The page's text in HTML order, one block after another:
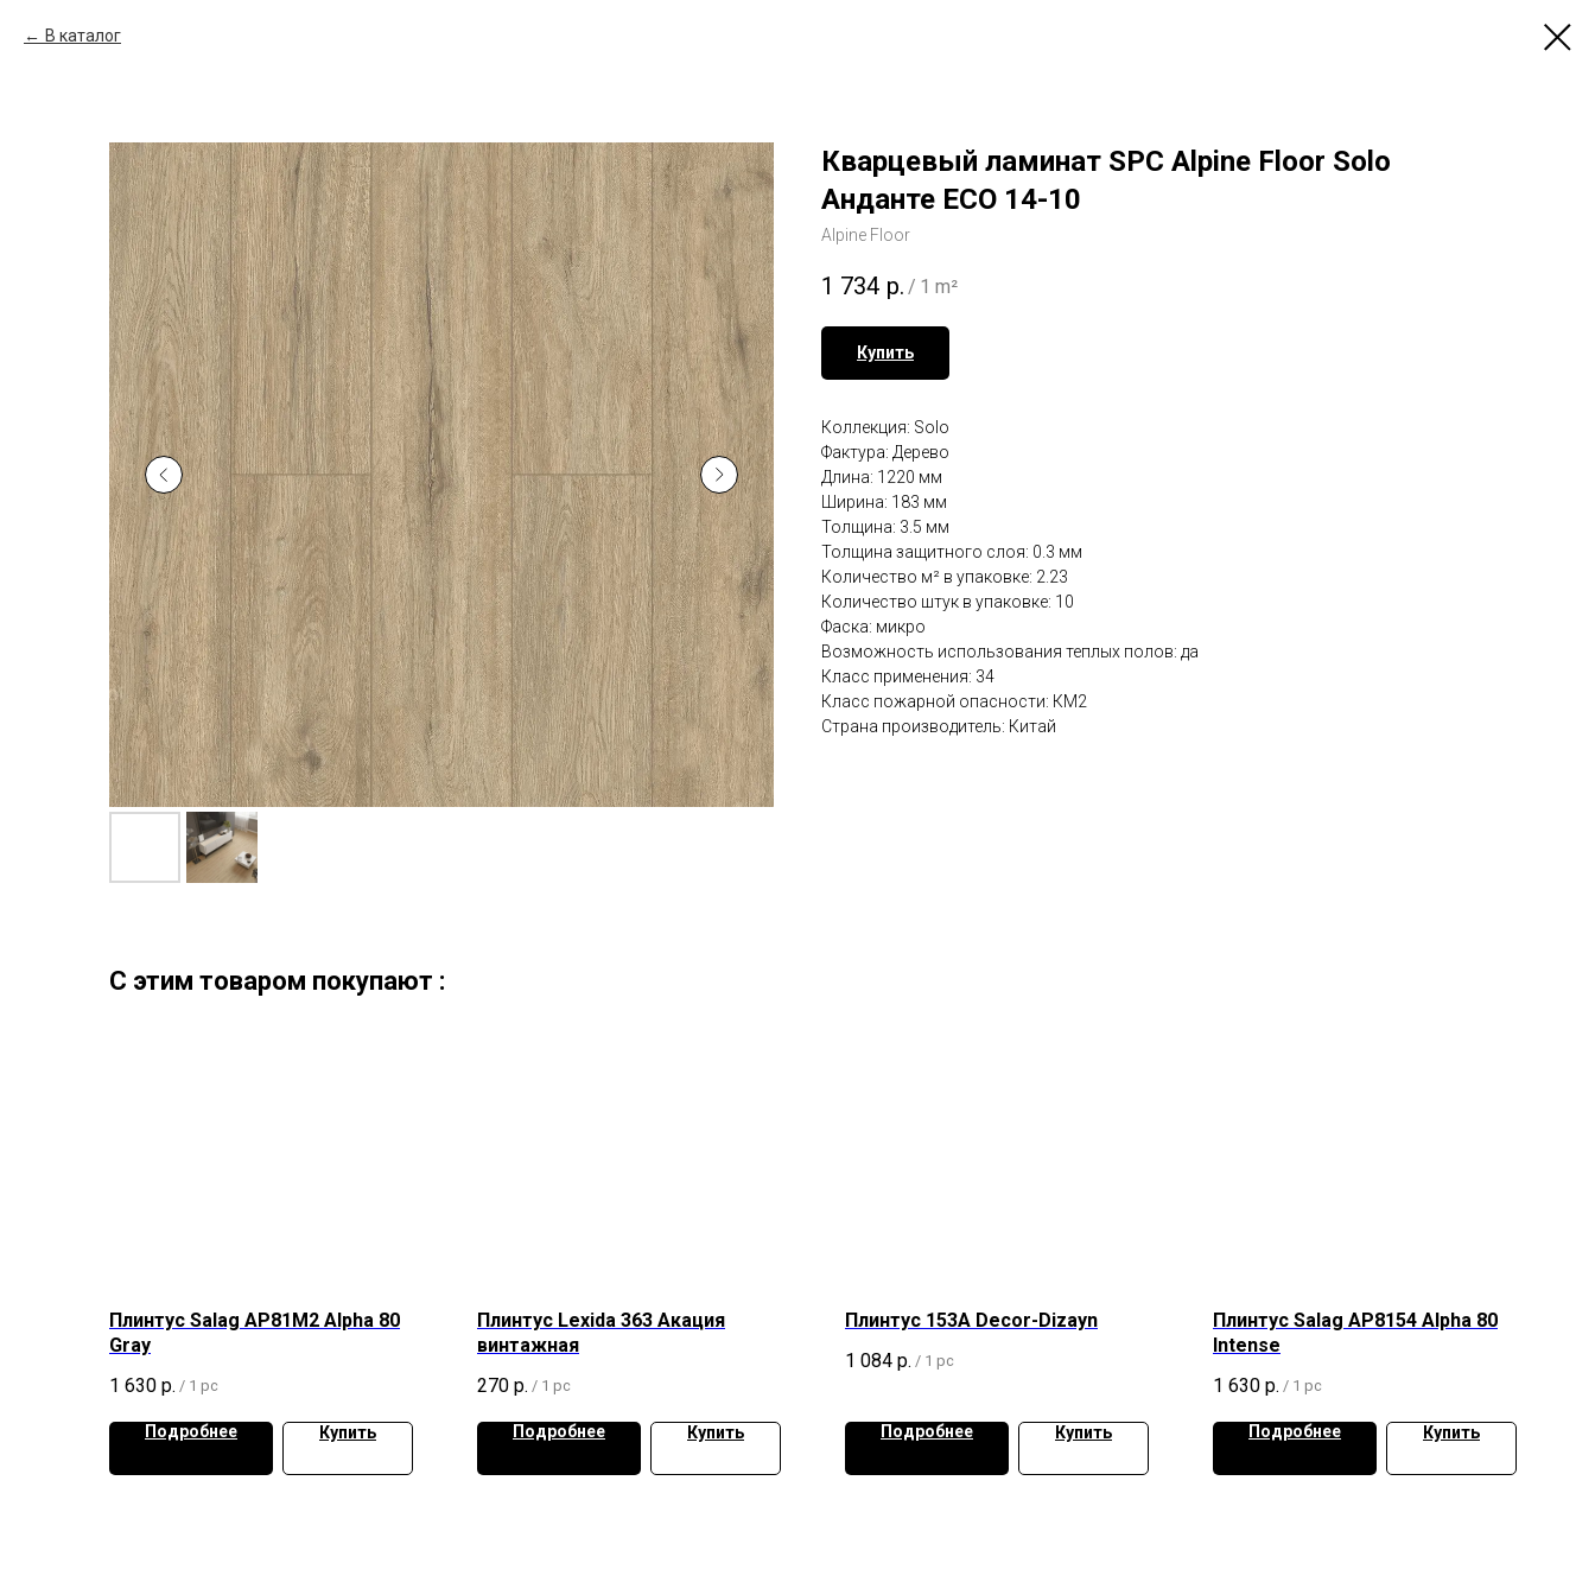
В каталог
Кварцевый ламинат SPC Alpine Floor Solo
Анданте ECO 14-10
Alpine Floor
1 734 р. / 1 m²
Купить
Коллекция: Solo
Фактура: Дерево
Длина: 1220 мм
Ширина: 183 мм
Толщина: 3.5 мм
Толщина защитного слоя: 0.3 мм
Количество м² в упаковке: 2.23
Количество штук в упаковке: 10
Фаска: микро
Возможность использования теплых полов: да
Класс применения: 34
Класс пожарной опасности: КМ2
Страна производитель: Китай
C этим товаром покупают :
Плинтус Salag AP81M2 Alpha 80
Gray
1 630 р. / 1 pc
Подробнее Купить
Плинтус Lexida 363 Акация
винтажная
270 р. / 1 pc
Подробнее Купить
Плинтус 153А Decor-Dizayn
1 084 р. / 1 pc
Подробнее Купить
Плинтус Salag AP8154 Alpha 80
Intense
1 630 р. / 1 pc
Подробнее Купить